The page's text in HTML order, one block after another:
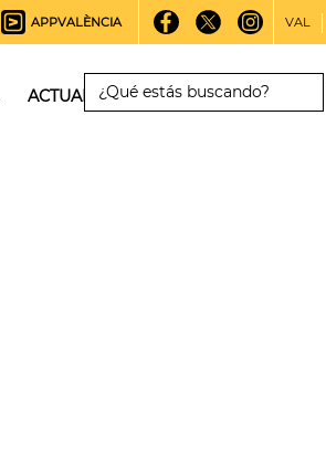
APPVALÈNCIA VAL
ACTUALIDAD